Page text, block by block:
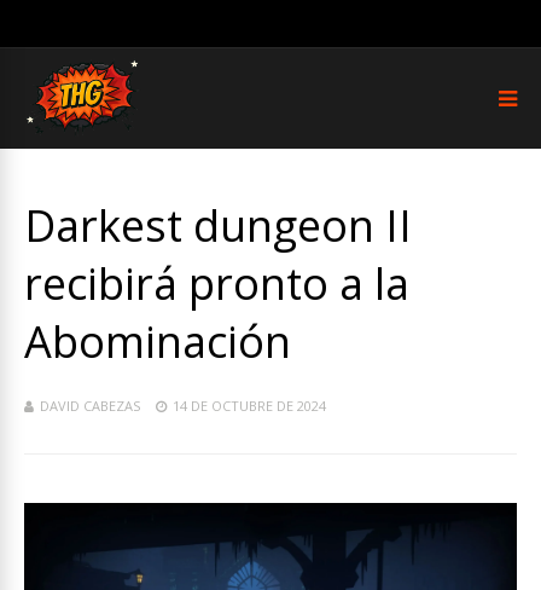
Darkest dungeon II
recibirá pronto a la
Abominación
DAVID CABEZAS 14 DE OCTUBRE DE 2024